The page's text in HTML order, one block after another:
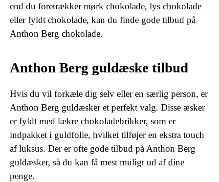
end du foretrækker mørk chokolade, lys chokolade
eller fyldt chokolade, kan du finde gode tilbud på
Anthon Berg chokolade.
Anthon Berg guldæske tilbud
Hvis du vil forkæle dig selv eller en særlig person, er
Anthon Berg guldæsker et perfekt valg. Disse æsker
er fyldt med lækre chokoladebrikker, som er
indpakket i guldfolie, hvilket tilføjer en ekstra touch
af luksus. Der er ofte gode tilbud på Anthon Berg
guldæsker, så du kan få mest muligt ud af dine
penge.